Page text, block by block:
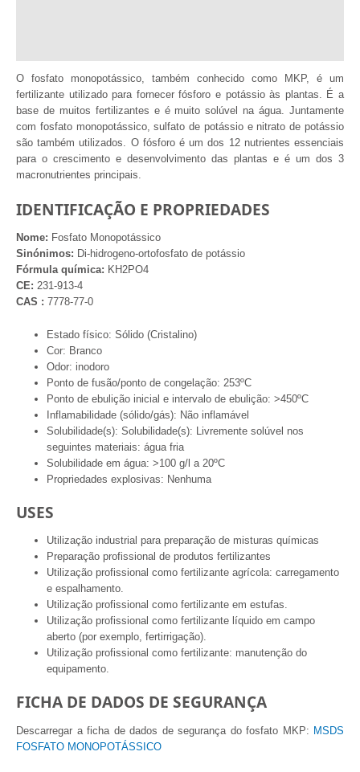
O fosfato monopotássico, também conhecido como MKP, é um
fertilizante utilizado para fornecer fósforo e potássio às plantas. É a
base de muitos fertilizantes e é muito solúvel na água. Juntamente
com fosfato monopotássico, sulfato de potássio e nitrato de potássio
são também utilizados. O fósforo é um dos 12 nutrientes essenciais
para o crescimento e desenvolvimento das plantas e é um dos 3
macronutrientes principais.
IDENTIFICAÇÃO E PROPRIEDADES
Nome: Fosfato Monopotássico
Sinónimos: Di-hidrogeno-ortofosfato de potássio
Fórmula química: KH2PO4
CE: 231-913-4
CAS : 7778-77-0
Estado físico: Sólido (Cristalino)
Cor: Branco
Odor: inodoro
Ponto de fusão/ponto de congelação: 253ºC
Ponto de ebulição inicial e intervalo de ebulição: >450ºC
Inflamabilidade (sólido/gás): Não inflamável
Solubilidade(s): Solubilidade(s): Livremente solúvel nos
seguintes materiais: água fria
Solubilidade em água: >100 g/l a 20ºC
Propriedades explosivas: Nenhuma
USES
Utilização industrial para preparação de misturas químicas
Preparação profissional de produtos fertilizantes
Utilização profissional como fertilizante agrícola: carregamento
e espalhamento.
Utilização profissional como fertilizante em estufas.
Utilização profissional como fertilizante líquido em campo
aberto (por exemplo, fertirrigação).
Utilização profissional como fertilizante: manutenção do
equipamento.
FICHA DE DADOS DE SEGURANÇA
Descarregar a ficha de dados de segurança do fosfato MKP: MSDS
FOSFATO MONOPOTÁSSICO